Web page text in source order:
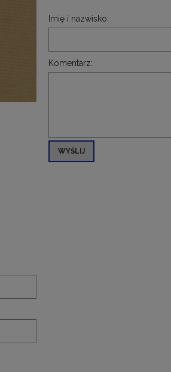
Imię i nazwisko:
Komentarz:
WYŚLIJ